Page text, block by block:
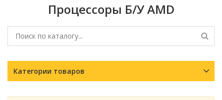
Процессоры Б/У AMD
Категории товаров